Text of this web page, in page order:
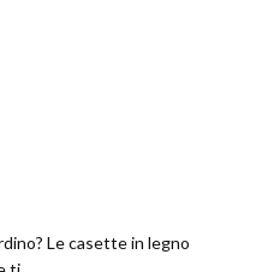
Le casette in legno